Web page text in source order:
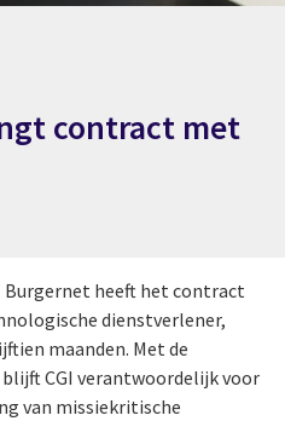
contract met
Burgernet heeft het contract
dienstverlener,
maanden. Met de
CGI verantwoordelijk voor
van missiekritische